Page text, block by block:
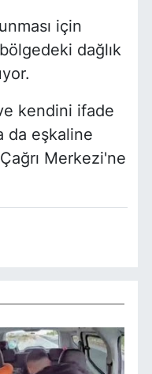
için
dağlık
kendini ifade
da eşkaline
Merkezi'ne